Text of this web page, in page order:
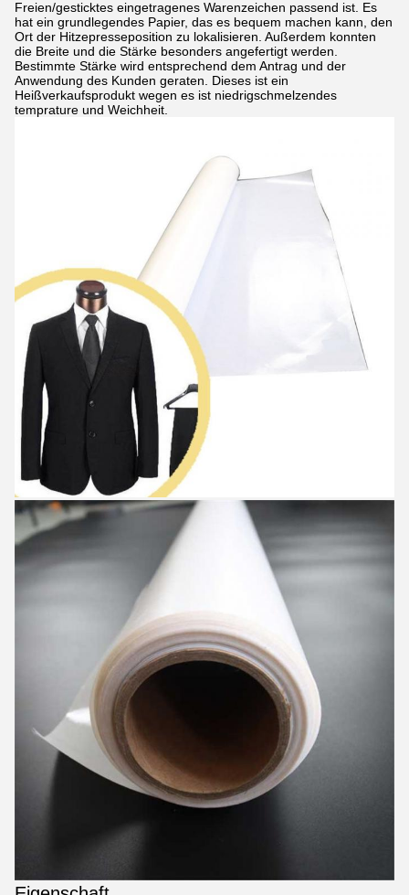
Freien/gesticktes eingetragenes Warenzeichen passend ist. Es
hat ein grundlegendes Papier, das es bequem machen kann, den
Ort der Hitzepresseposition zu lokalisieren. Außerdem konnten
die Breite und die Stärke besonders angefertigt werden.
Bestimmte Stärke wird entsprechend dem Antrag und der
Anwendung des Kunden geraten. Dieses ist ein
Heißverkaufsprodukt wegen es ist niedrigschmelzendes
temprature und Weichheit.